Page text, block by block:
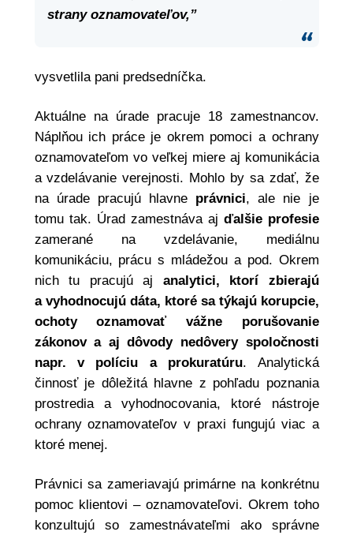
strany oznamovateľov,”
vysvetlila pani predsedníčka.
Aktuálne na úrade pracuje 18 zamestnancov.
Náplňou ich práce je okrem pomoci a ochrany
oznamovateľom vo veľkej miere aj komunikácia
a vzdelávanie verejnosti. Mohlo by sa zdať, že
na úrade pracujú hlavne právnici, ale nie je
tomu tak. Úrad zamestnáva aj ďalšie profesie
zamerané na vzdelávanie, mediálnu
komunikáciu, prácu s mládežou a pod. Okrem
nich tu pracujú aj analytici, ktorí zbierajú
a vyhodnocujú dáta, ktoré sa týkajú korupcie,
ochoty oznamovať vážne porušovanie
zákonov a aj dôvody nedôvery spoločnosti
napr. v políciu a prokuratúru. Analytická
činnosť je dôležitá hlavne z pohľadu poznania
prostredia a vyhodnocovania, ktoré nástroje
ochrany oznamovateľov v praxi fungujú viac a
ktoré menej.
Právnici sa zameriavajú primárne na konkrétnu
pomoc klientovi – oznamovateľovi. Okrem toho
konzultujú so zamestnávateľmi ako správne